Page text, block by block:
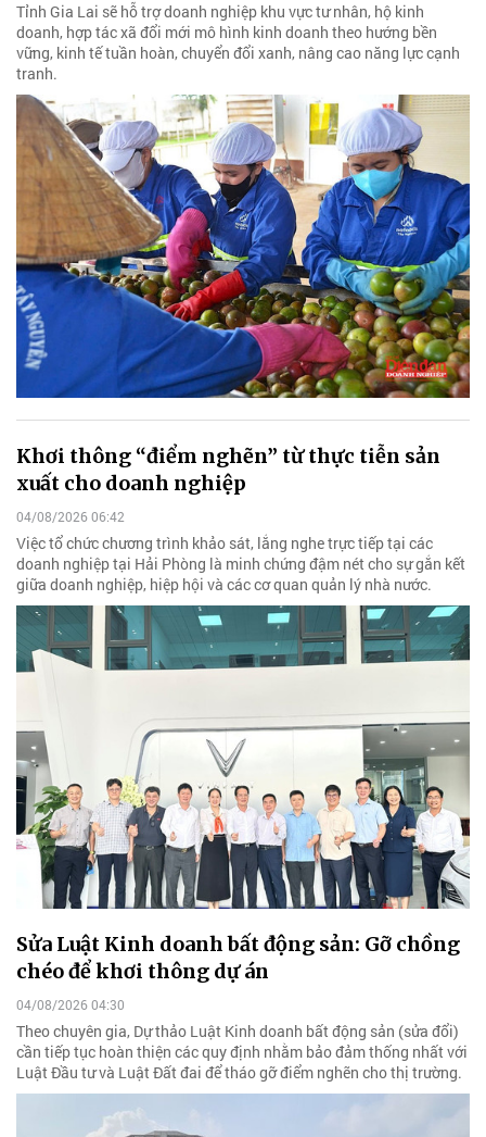
Tỉnh Gia Lai sẽ hỗ trợ doanh nghiệp khu vực tư nhân, hộ kinh
doanh, hợp tác xã đổi mới mô hình kinh doanh theo hướng bền
vững, kinh tế tuần hoàn, chuyển đổi xanh, nâng cao năng lực cạnh
tranh.
Khơi thông “điểm nghẽn” từ thực tiễn sản
xuất cho doanh nghiệp
04/08/2026 06:42
Việc tổ chức chương trình khảo sát, lắng nghe trực tiếp tại các
doanh nghiệp tại Hải Phòng là minh chứng đậm nét cho sự gắn kết
giữa doanh nghiệp, hiệp hội và các cơ quan quản lý nhà nước.
Sửa Luật Kinh doanh bất động sản: Gỡ chồng
chéo để khơi thông dự án
04/08/2026 04:30
Theo chuyên gia, Dự thảo Luật Kinh doanh bất động sản (sửa đổi)
cần tiếp tục hoàn thiện các quy định nhằm bảo đảm thống nhất với
Luật Đầu tư và Luật Đất đai để tháo gỡ điểm nghẽn cho thị trường.